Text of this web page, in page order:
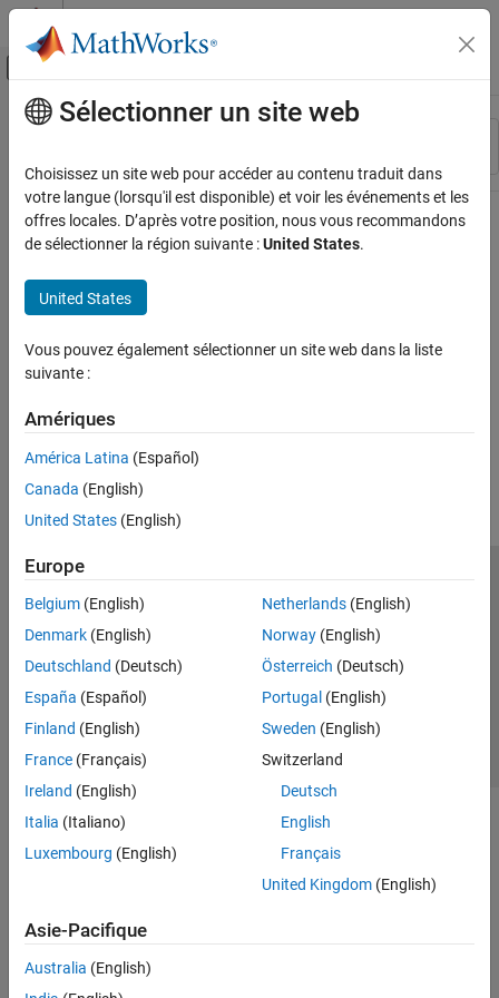
Passer au contenu
Activer/désactiver l'affichage du menu
Ressource
Contenu principal
Sélectionner un site web
Choisissez un site web pour accéder au contenu traduit dans
votre langue (lorsqu'il est disponible) et voir les événements et les
offres locales. D’après votre position, nous vous recommandons
de sélectionner la région suivante :United States.
United States
Vous pouvez également sélectionner un site web dans la liste
suivante :
Amériques
América Latina (Español)
Canada (English)
United States (English)
Europe
Belgium (English)
Denmark (English)
Deutschland (Deutsch)
España (Español)
Finland (English)
France (Français)
Ireland (English)
Italia (Italiano)
Luxembourg (English)
Netherlands(English)
Norway(English)
Österreich (Deutsch)
Portugal (English)
Sweden (English)
Switzerland
Deutsch
English
Français
United Kingdom(English)
Asie-Pacifique
Australia (English)
Lutte anti-piratage
Contacts locaux
© 1994-2026 The MathWorks, Inc.